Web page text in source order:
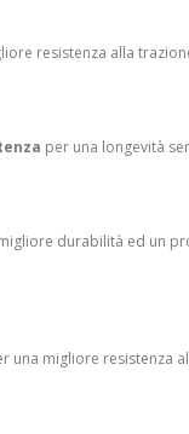
resistenza alla
per una longevità
durabilità ed un
una migliore resistenza